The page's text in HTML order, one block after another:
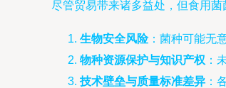
尽管贸易带来诸多益处，但食用菌
生物安全风险：菌种可能无
物种资源保护与知识产权 ：
技术壁垒与质量标准差异 ：